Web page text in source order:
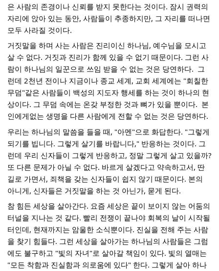
은 사람의 존경이나 신뢰를 받지 못한다는 것이다. 잠시 권력의
자리에 앉아 있는 동안, 사람들이 추종하지만, 그 자리를 떠나면
모두 사라질 것이다.
거짓말을 하며 사는 사람은 진리이신 하나님, 예수님을 모시고
살 수 없다. 거짓과 진리가 함께 있을 수 없기 때문이다. 그런 사
람이 하나님의 일꾼으로 쓰임 받을 수 없는 것은 당연하다.  그
런데 2천년 전이나 지금이나 종교 세계, 교회 세계에는 "회칠한
무덤"같은 사람들이 백성의 지도자 행세를 하는 것이 하나의 현
상이다. 그 무덤 속에는 온갖 부정한 것과 뼈가 있을 뿐이다.  본
인에게없는 생명을 다른 사람에게 전할 수 없는 것은 당연하다.
우리는 하나님의 말씀을 들을 때, "아멘"으로 화답한다. "그렇게
되기를 빕니다. 그렇게 살기를 바랍니다," 반응하는 것이다. 그
런데 우리 신자들이 그렇게 반응하고, 정말 그렇게 살고 있을까?
또 다른 문제가 아닐 수 없다. 바르게 살겠다고 약속하고서, 딴
길로 가면서, 죄책을 갖는 신자들이 쉽지 않기 때문이다. 본의
아니게, 신자들은 거짓말을 하는 것 아닌가, 묻게 된다.
참 힘든 세상을 살아간다. 요즘 세상은 끝이 보이지 않는 어둠의
터널을 지나는 것 같다. 빨리 전쟁이 끝나야 회복의 날이 시작될
터인데, 현재까지는 암울한 소식뿐이다. 진실을 전해 주는 사람
을 찾기 힘들다. 그런 세상을 살아가는 하나님의 사람들은 그럼
에도 불구하고 "빛의 자녀"로 살아갈 책임이 있다. 빛의 열매는
"모든 착함과 진실함과 의로움에 있다" 한다. 그렇게 살아 하나